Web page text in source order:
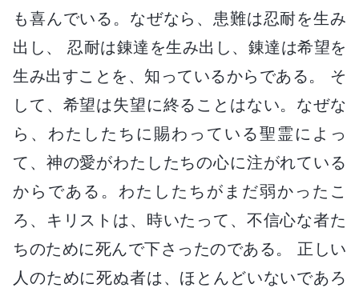
も喜んでいる。なぜなら、患難は忍耐を生み
出し、 忍耐は錬達を生み出し、錬達は希望を
生み出すことを、知っているからである。 そ
して、希望は失望に終ることはない。なぜな
ら、わたしたちに賜わっている聖霊によっ
て、神の愛がわたしたちの心に注がれている
からである。わたしたちがまだ弱かったこ
ろ、キリストは、時いたって、不信心な者た
ちのために死んで下さったのである。 正しい
人のために死ぬ者は、ほとんどいないであろ